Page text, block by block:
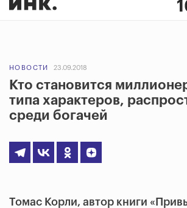
НОВОСТИ 23.09.2018
Кто становится
типа характеров,
среди богачей
Томас Корли, автор книги